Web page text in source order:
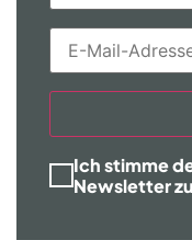
Ich stimme
Newsletter